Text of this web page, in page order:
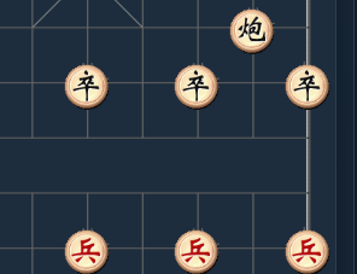
红+3
红+2
车一平二
红+3
马７进８
红+0
红+13
红+10
红+15
车一进一